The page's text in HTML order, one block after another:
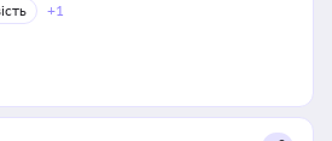
+1